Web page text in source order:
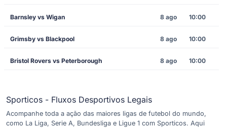
Barnsley vs Wigan 8 ago 10:00
Grimsby vs Blackpool 8 ago 10:00
Bristol Rovers vs Peterborough 8 ago 10:00
Sporticos - Fluxos Desportivos Legais
Acompanhe toda a ação das maiores ligas de futebol do mundo,
como La Liga, Serie A, Bundesliga e Ligue 1 com Sporticos. Aqui